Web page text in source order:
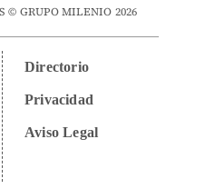
© GRUPO MILENIO 2026
Directorio
Privacidad
Aviso Legal